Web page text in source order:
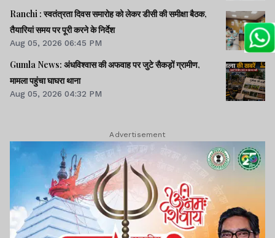
Ranchi : स्वतंत्रता दिवस समारोह को लेकर डीसी की समीक्षा बैठक,
तैयारियां समय पर पूरी करने के निर्देश
Aug 05, 2026 06:45 PM
Gumla News: अंधविश्वास की अफवाह पर जुटे सैकड़ों ग्रामीण,
मामला पहुंचा घाघरा थाना
Aug 05, 2026 04:32 PM
Advertisement